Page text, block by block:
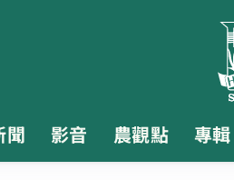
影音 農觀點 專輯